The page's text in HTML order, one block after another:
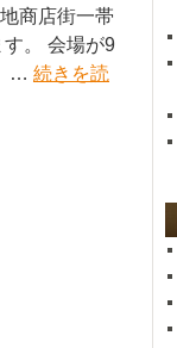
店街一帯
。 会場が9
… 続きを読